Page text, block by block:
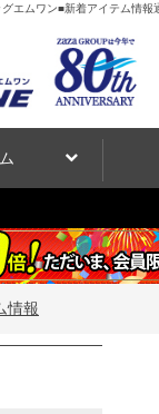
エムワン■新着アイテム情報
情報